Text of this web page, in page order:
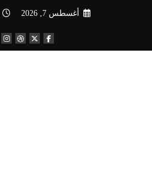
أغسطس 7, 2026